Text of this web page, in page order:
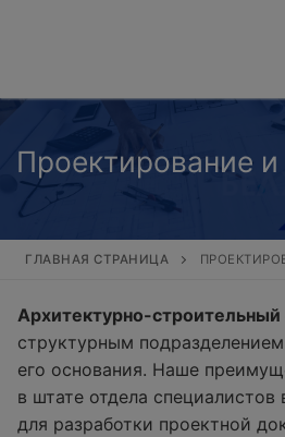
Проектирование
ГЛАВНАЯ СТРАНИЦА
Архитектурно-строительный
структурным
его основания. Наше
в штате отдела специалистов
для разработки проектной